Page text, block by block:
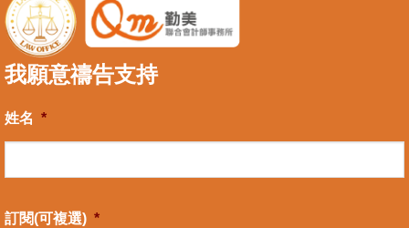
我願意禱告支持
姓名 *
訂閱(可複選) *